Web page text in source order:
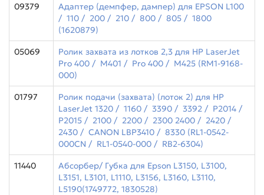
09379
Адаптер (демпфер, дампер) для EPSON L100
/ 110 / 200 / 210 / 800 / 805 / 1800
(1620879)
05069
Ролик захвата из лотков 2,3 для HP LaserJet
Pro 400 / M401 / Pro 400 / M425 (RM1-9168-
000)
01797
Ролик подачи (захвата) (лоток 2) для HP
LaserJet 1320 / 1160 / 3390 / 3392 / P2014 /
P2015 / 2100 / 2200 / 2300 2400 / 2420 /
2430 / CANON LBP3410 / 8330 (RL1-0542-
000CN / RL1-0540-000 / RB2-6304)
11440
Абсорбер/ Губка для Epson L3150, L3100,
L3151, L3101, L1110, L3156, L3160, L3110,
L5190(1749772, 1830528)